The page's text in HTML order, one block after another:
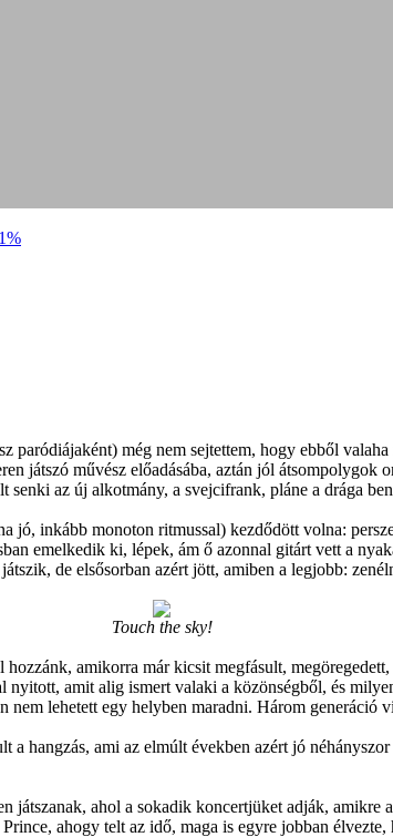
még nem sejtettem, hogy ebből
játszó művész előadásába, aztán jól
az új alkotmány, a svejcifrank, pláne a drága
jó, inkább monoton ritmussal) kezdődött volna:
emelkedik ki, lépek, ám ő azonnal gitárt vett a
de elsősorban azért jött, amiben a legjobb:
Touch the sky!
amikorra már kicsit megfásult,
amit alig ismert valaki a közönségből, és
lehetett egy helyben maradni. Három generáció
hangzás, ami az elmúlt években azért jó
ahol a sokadik koncertjüket adják, amikre
ahogy telt az idő, maga is egyre jobban